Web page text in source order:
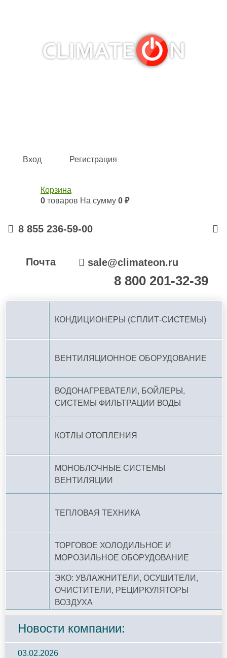
Вход Регистрация
Корзина
0 товаров На сумму 0 ₽
8 855 236-59-00
Почта sale@climateon.ru
8 800 201-32-39
КОНДИЦИОНЕРЫ (СПЛИТ-СИСТЕМЫ)
ВЕНТИЛЯЦИОННОЕ ОБОРУДОВАНИЕ
ВОДОНАГРЕВАТЕЛИ, БОЙЛЕРЫ,
СИСТЕМЫ ФИЛЬТРАЦИИ ВОДЫ
КОТЛЫ ОТОПЛЕНИЯ
МОНОБЛОЧНЫЕ СИСТЕМЫ
ВЕНТИЛЯЦИИ
ТЕПЛОВАЯ ТЕХНИКА
ТОРГОВОЕ ХОЛОДИЛЬНОЕ И
МОРОЗИЛЬНОЕ ОБОРУДОВАНИЕ
ЭКО: УВЛАЖНИТЕЛИ, ОСУШИТЕЛИ,
ОЧИСТИТЕЛИ, РЕЦИРКУЛЯТОРЫ
ВОЗДУХА
Новости компании:
03.02.2026